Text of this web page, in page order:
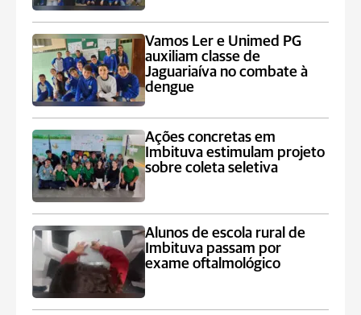
Vamos Ler e Unimed PG
auxiliam classe de
Jaguariaíva no combate à
dengue
Ações concretas em
Imbituva estimulam projeto
sobre coleta seletiva
Alunos de escola rural de
Imbituva passam por
exame oftalmológico